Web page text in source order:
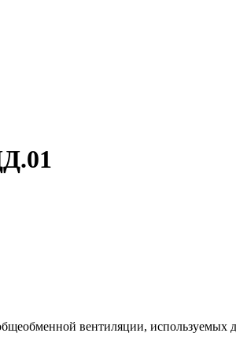
вентиляции, используемых